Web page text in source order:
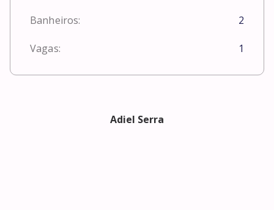
Banheiros: 2
Vagas: 1
Adiel Serra